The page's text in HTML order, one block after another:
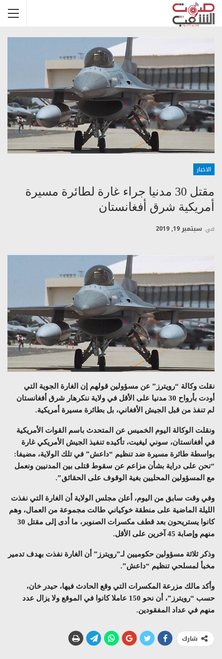
الاخبار
مقتل 30 مدنيا جراء غارة لطائرة مسيرة
أمريكية شرق أفغانستان
في سبتمبر 19, 2019
نقلت وكالة “رويترز” عن مسؤولين قولهم إن الغارة الجوية التي
أودت بأرواح 30 مدنيا على الأقل في ولاية ننكرهار شرق أفغانستان
لم تنفذ من قبل الجيش الأفغاني، بل بطائرة مسيرة أمريكية.
ونقلت الوكالة اليوم الخميس عن المتحدث باسم القوات الأمريكية
في أفغانستان، سوني ليغيت، تأكيده تنفيذ الجيش الأمريكي غارة
بواسطة طائرة مسيرة ضد تنظيم “داعش” في تلك الولاية، مضيفا:
“نحن على دراية بشأن مزاعم عن سقوط قتلى بين المدنيين ونعمل
مع المسؤولين المحليين بغية الوقوف على الحقائق”.
وفي وقت سابق من اليوم، أعلن مجلس الولاية أن الغارة التي نفذت
الليلة الماضية على منطقة خوكياني طالت مجموعة من العمال، وهم
كانوا يستريحون بعد قطف مكسرات الصنوبر، ما أدى إلى مقتل 30
منهم وإصابة 45 آخرين على الأقل.
وذكر ثلاثة مسؤولين حكوميين لـ”رويترز” أن الغارة نفذت بهدف تدمير
مخبأ لمسلحي تنظيم “داعش”.
وأكد مالك مزرعة المكسرات التي وقع الحادث فيها، حيدر خان،
حسب “رويترز”، أن نحو 150 عاملا كانوا في الموقع ولا يزال عدد
منهم في عداد المفقودين.
شارك